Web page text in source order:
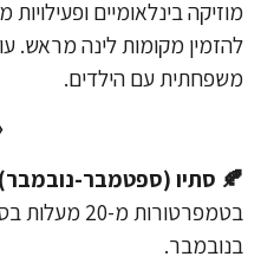
בינלאומיים ופעילויות
מקומות לינה מראש.
עם הילדים.
סתיו (ספטמבר-נובמבר):